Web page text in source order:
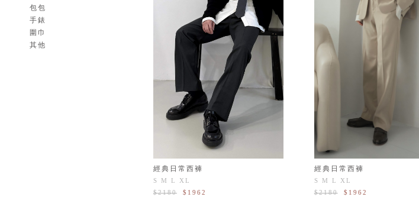
包包
手錶
圍巾
其他
經典日常西褲
S M L
XL
$2180
$1962
經典日常西褲
S M L
XL
$2180
$1962